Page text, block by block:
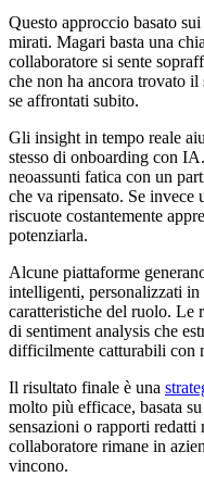
Questo approccio basato
mirati. Magari basta una
collaboratore si sente
che non ha ancora trovato
se affrontati subito.
Gli insight in tempo reale
stesso di onboarding con
neoassunti fatica con un
che va ripensato. Se
riscuote costantemente
potenziarla.
Alcune piattaforme
intelligenti, personalizzati in
caratteristiche del ruolo. Le
di sentiment analysis che
difficilmente catturabili con
Il risultato finale è una
molto più efficace, basata
sensazioni o rapporti redatti
collaboratore rimane in
vincono.